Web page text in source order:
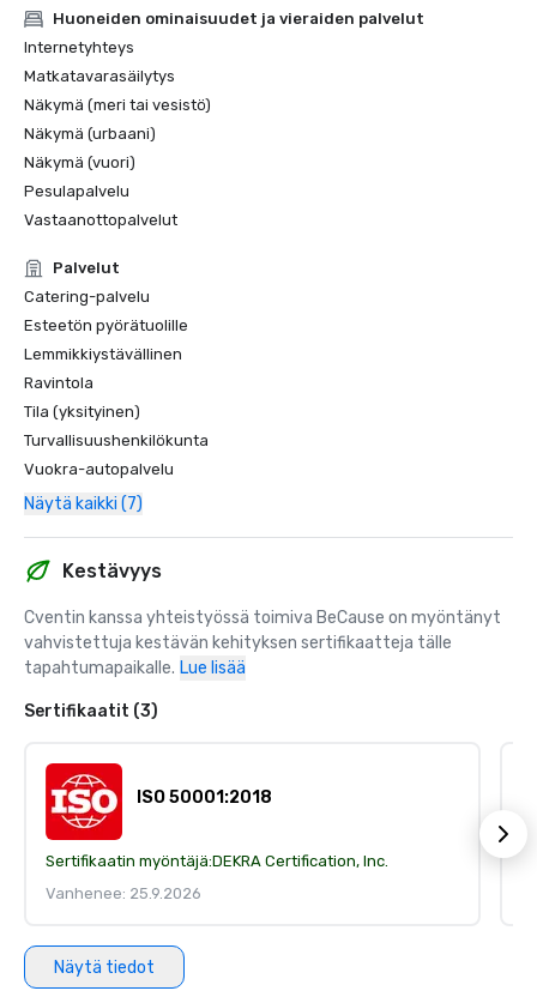
Huoneiden ominaisuudet ja vieraiden palvelut
Internetyhteys
Matkatavarasäilytys
Näkymä (meri tai vesistö)
Näkymä (urbaani)
Näkymä (vuori)
Pesulapalvelu
Vastaanottopalvelut
Palvelut
Catering-palvelu
Esteetön pyörätuolille
Lemmikkiystävällinen
Ravintola
Tila (yksityinen)
Turvallisuushenkilökunta
Vuokra-autopalvelu
Näytä kaikki (7)
Kestävyys
Cventin kanssa yhteistyössä toimiva BeCause on myöntänyt
vahvistettuja kestävän kehityksen sertifikaatteja tälle
tapahtumapaikalle. Lue lisää
Sertifikaatit (3)
ISO 50001:2018
Sertifikaatin myöntäjä:DEKRA Certification, Inc.
Vanhenee: 25.9.2026
Näytä tiedot